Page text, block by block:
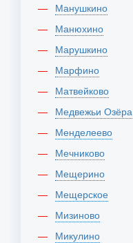
Манушкино
Манюхино
Марушкино
Марфино
Матвейково
Медвежьи Озёра
Менделеево
Мечниково
Мещерино
Мещерское
Мизиново
Микулино